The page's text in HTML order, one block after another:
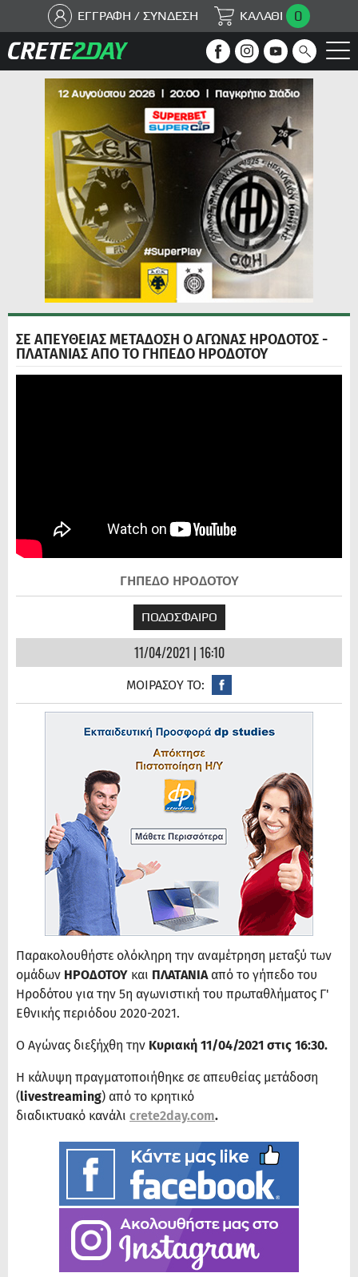
ΕΓΓΡΑΦΗ / ΣΥΝΔΕΣΗ ΚΑΛΑΘΙ 0
ΣΕ ΑΠΕΥΘΕΙΑΣ ΜΕΤΑΔΟΣΗ Ο ΑΓΩΝΑΣ ΗΡΟΔΟΤΟΣ -
ΠΛΑΤΑΝΙΑΣ ΑΠΟ ΤΟ ΓΗΠΕΔΟ ΗΡΟΔΟΤΟΥ
ΓΗΠΕΔΟ ΗΡΟΔΟΤΟΥ
ΠΟΔΟΣΦΑΙΡΟ
11/04/2021 | 16:10
ΜΟΙΡΑΣΟΥ ΤΟ:
Παρακολουθήστε ολόκληρη την αναμέτρηση μεταξύ των
ομάδων ΗΡΟΔΟΤΟΥ και ΠΛΑΤΑΝΙΑ από το γήπεδο του
Ηροδότου για την 5η αγωνιστική του πρωταθλήματος Γ'
Εθνικής περιόδου 2020-2021.
Ο Αγώνας διεξήχθη την Κυριακή 11/04/2021 στις 16:30.
Η κάλυψη πραγματοποιήθηκε σε απευθείας μετάδοση
(livestreaming) από το κρητικό
διαδικτυακό κανάλι crete2day.com.